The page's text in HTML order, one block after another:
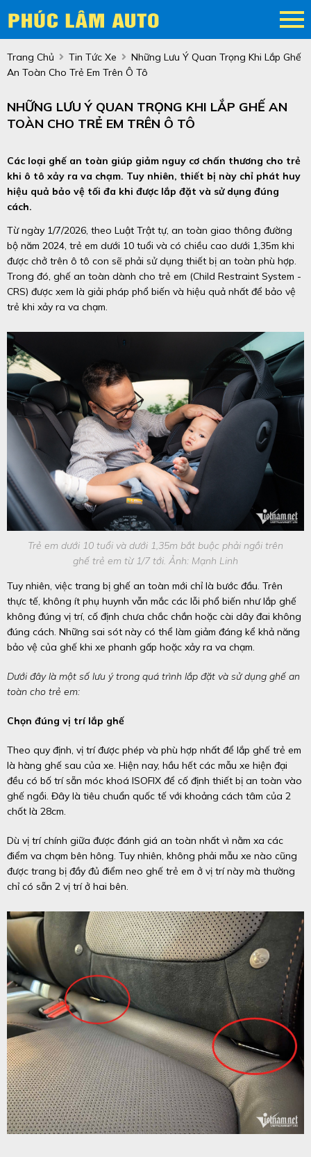
Trang Chủ Tin Tức Xe
Những Lưu Ý Quan Trọng Khi Lắp Ghế
An Toàn Cho Trẻ Em Trên Ô Tô
NHỮNG LƯU Ý QUAN TRỌNG KHI LẮP GHẾ AN
TOÀN CHO TRẺ EM TRÊN Ô TÔ
Các loại ghế an toàn giúp giảm nguy cơ chấn thương cho trẻ
khi ô tô xảy ra va chạm. Tuy nhiên, thiết bị này chỉ phát huy
hiệu quả bảo vệ tối đa khi được lắp đặt và sử dụng đúng
cách.
Từ ngày 1/7/2026, theo Luật Trật tự, an toàn giao thông đường
bộ năm 2024, trẻ em dưới 10 tuổi và có chiều cao dưới 1,35m khi
được chở trên ô tô con sẽ phải sử dụng thiết bị an toàn phù hợp.
Trong đó, ghế an toàn dành cho trẻ em (Child Restraint System -
CRS) được xem là giải pháp phổ biến và hiệu quả nhất để bảo vệ
trẻ khi xảy ra va chạm.
Trẻ em dưới 10 tuổi và dưới 1,35m bắt buộc phải ngồi trên
ghế trẻ em từ 1/7 tới. Ảnh: Mạnh Linh
Tuy nhiên, việc trang bị ghế an toàn mới chỉ là bước đầu. Trên
thực tế, không ít phụ huynh vẫn mắc các lỗi phổ biến như lắp ghế
không đúng vị trí, cố định chưa chắc chắn hoặc cài dây đai không
đúng cách. Những sai sót này có thể làm giảm đáng kể khả năng
bảo vệ của ghế khi xe phanh gấp hoặc xảy ra va chạm.
Dưới đây là một số lưu ý trong quá trình lắp đặt và sử dụng ghế an
toàn cho trẻ em:
Chọn đúng vị trí lắp ghế
Theo quy định, vị trí được phép và phù hợp nhất để lắp ghế trẻ em
là hàng ghế sau của xe. Hiện nay, hầu hết các mẫu xe hiện đại
đều có bố trí sẵn móc khoá ISOFIX để cố định thiết bị an toàn vào
ghế ngồi. Đây là tiêu chuẩn quốc tế với khoảng cách tâm của 2
chốt là 28cm.
Dù vị trí chính giữa được đánh giá an toàn nhất vì nằm xa các
điểm va chạm bên hông. Tuy nhiên, không phải mẫu xe nào cũng
được trang bị đầy đủ điểm neo ghế trẻ em ở vị trí này mà thường
chỉ có sẵn 2 vị trí ở hai bên.